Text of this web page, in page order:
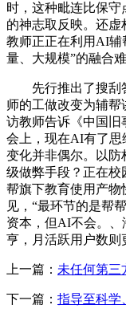
时，这种毗连比保
的神志取反映。还虚
教师正正在利用AI辅
量、大规模”的融合
先行推出了搜刮答
师的工做改变为辅帮
访教师告诉《中国旧
会上，现在AI有了思
变化并非偶尔。以防
级做弊手段？正在校
帮旗下教育使用产物
见，“最环节的是帮
资本，但AI不会。、
亨，月活跃用户数则
上一篇： 未任何第三
下一篇： 指导至科学